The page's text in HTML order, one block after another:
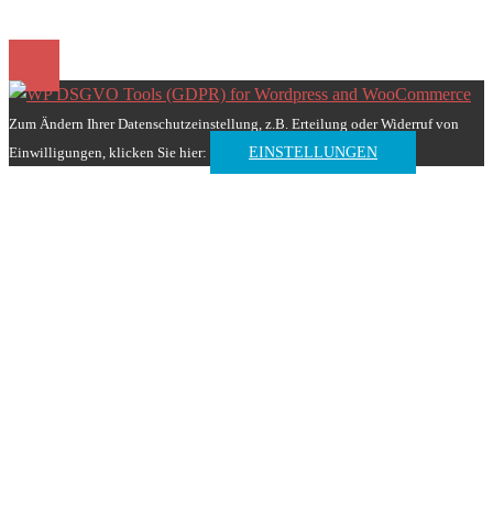
Zum Ändern Ihrer Datenschutzeinstellung, z.B. Erteilung oder Widerruf von
Einwilligungen, klicken Sie hier:
EINSTELLUNGEN